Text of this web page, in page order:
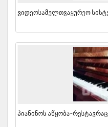
Ვიდეოსამელთვაყურეო
Პიანინოს Აწყობა-